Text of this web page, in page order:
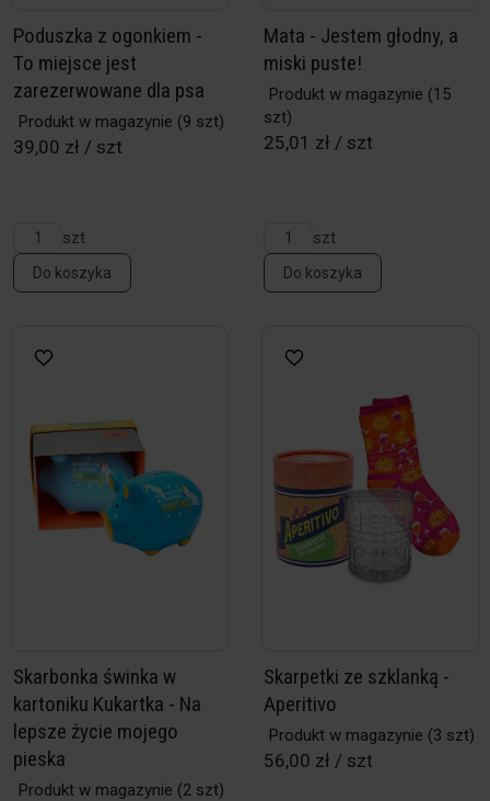
Poduszka z ogonkiem -
To miejsce jest
zarezerwowane dla psa
Produkt w magazynie (9 szt)
39,00 zł / szt
szt
Do koszyka
Mata - Jestem głodny, a
miski puste!
Produkt w magazynie (15
szt)
25,01 zł / szt
szt
Do koszyka
Skarbonka świnka w
kartoniku Kukartka - Na
lepsze życie mojego
pieska
Produkt w magazynie (2 szt)
Skarpetki ze szklanką -
Aperitivo
Produkt w magazynie (3 szt)
56,00 zł / szt